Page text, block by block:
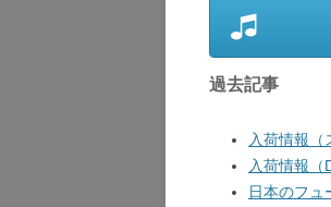
過去記事
入荷情報（
入荷情報（
日本のフュ